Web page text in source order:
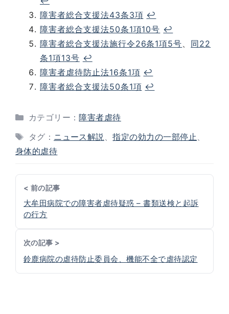
障害者総合支援法43条3項 ↩︎
障害者総合支援法50条1項10号 ↩︎
障害者総合支援法施行令26条1項5号、 同22
条1項13号 ↩︎
障害者虐待防止法16条1項 ↩︎
障害者総合支援法50条1項 ↩︎
カテゴリー：障害者虐待
タグ： ニュース解説、指定の効力の一部停止、
身体的虐待
< 前の記事
大牟田病院での障害者虐待疑惑 – 書類送検と起訴
の行方
次の記事 >
鈴鹿病院の虐待防止委員会、機能不全で虐待認定